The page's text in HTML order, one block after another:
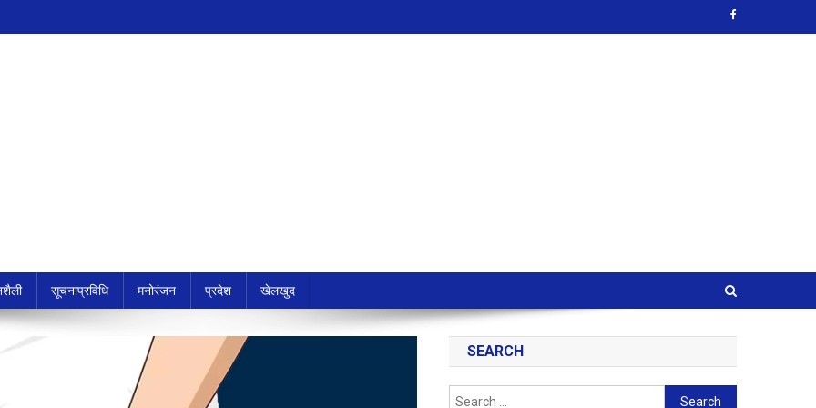
सूचनाप्रविधि मनोरंजन प्रदेश खेलखुद
SEARCH
Search